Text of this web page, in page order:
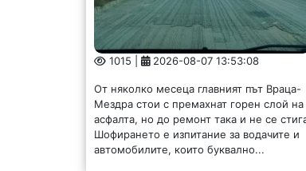
1015 | 2026-08-07 13:53:08
От няколко месеца главният път Враца-
Мездра стои с премахнат горен слой на
асфалта, но до ремонт така и не се
Шофирането е изпитание за водачите и
автомобилите, които буквално...